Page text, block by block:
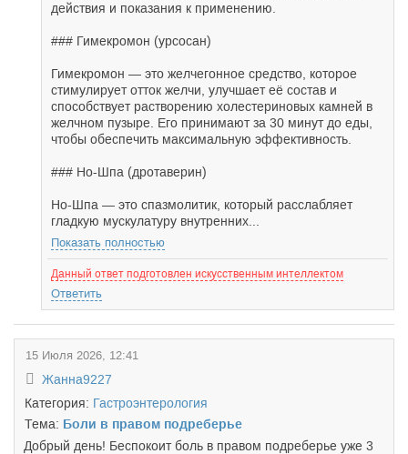
действия и показания к применению.
### Гимекромон (урсосан)
Гимекромон — это желчегонное средство, которое
стимулирует отток желчи, улучшает её состав и
способствует растворению холестериновых камней в
желчном пузыре. Его принимают за 30 минут до еды,
чтобы обеспечить максимальную эффективность.
### Но-Шпа (дротаверин)
Но-Шпа — это спазмолитик, который расслабляет
гладкую мускулатуру внутренних...
Показать полностью
Данный ответ подготовлен искусственным интеллектом
Ответить
15 Июля 2026, 12:41
Жанна9227
Категория: Гастроэнтерология
Тема: Боли в правом подреберье
Добрый день! Беспокоит боль в правом подреберье уже 3